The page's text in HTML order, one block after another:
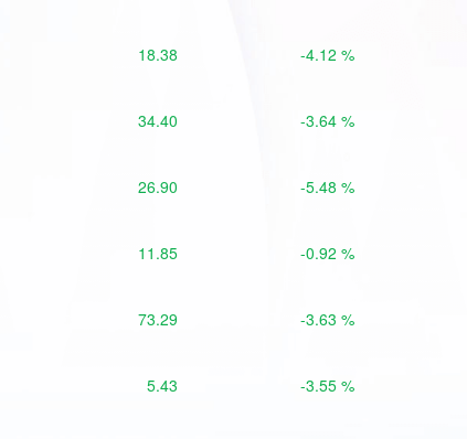
18.38 -4.12 %
34.40 -3.64 %
26.90 -5.48 %
11.85 -0.92 %
73.29 -3.63 %
5.43 -3.55 %